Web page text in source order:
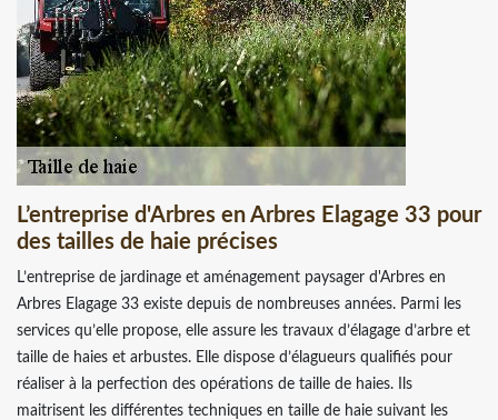
L’entreprise d'Arbres en Arbres Elagage 33 pour
des tailles de haie précises
L’entreprise de jardinage et aménagement paysager d'Arbres en
Arbres Elagage 33 existe depuis de nombreuses années. Parmi les
services qu’elle propose, elle assure les travaux d’élagage d’arbre et
taille de haies et arbustes. Elle dispose d’élagueurs qualifiés pour
réaliser à la perfection des opérations de taille de haies. Ils
maitrisent les différentes techniques en taille de haie suivant les